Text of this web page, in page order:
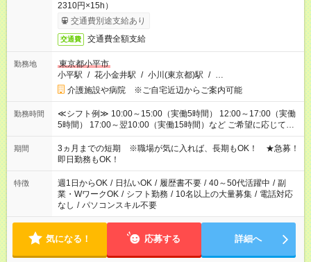
2310円×15h）
交通費別途支給あり
交通費 交通費全額支給
勤務地
東京都小平市
小平駅 / 花小金井駅 / 小川(東京都)駅 / …
介護施設や病院 ※ご自宅近辺からご案内可能
勤務時間
≪シフト例≫ 10:00～15:00（実働5時間） 12:00～17:00（実働
5時間） 17:00～翌10:00（実働15時間）など ご希望に応じて、
働く時間は調整できます！ お気軽に担当へ相談ください！
期間
3ヵ月までの短期 ※職場が気に入れば、長期もOK！ ★急募！
即日勤務もOK！
特徴 週1日からOK / 日払いOK / 履歴書不要 / 40～50代活躍中 / 副
業・WワークOK / シフト勤務 / 10名以上の大量募集 / 電話対応
なし / パソコンスキル不要
気になる！ 応募する 詳細へ